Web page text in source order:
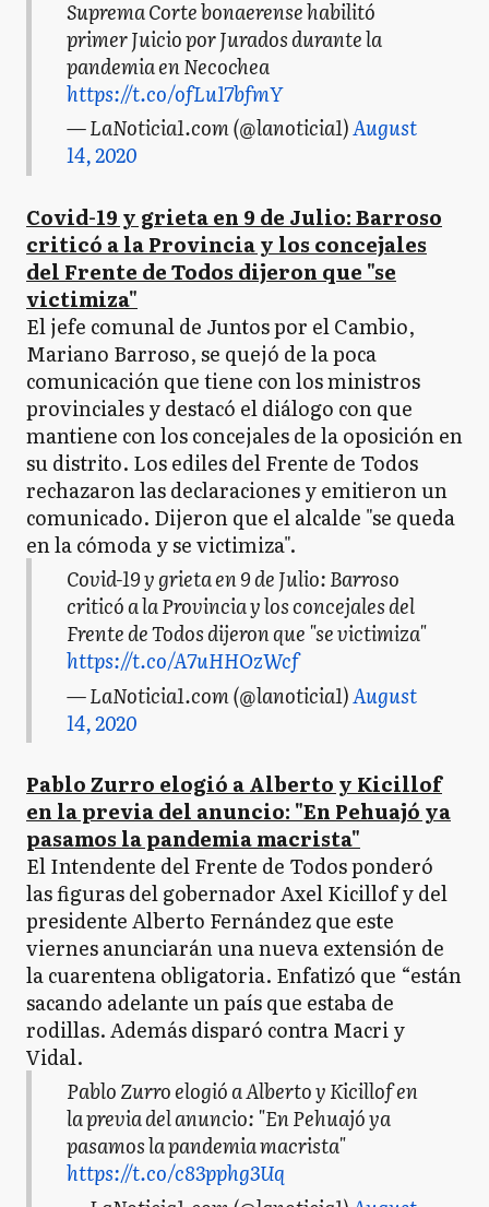
Suprema Corte bonaerense habilitó
primer Juicio por Jurados durante la
pandemia en Necochea
https://t.co/ofLu17bfmY
— LaNoticia1.com (@lanoticia1)August
14, 2020
Covid-19 y grieta en 9 de Julio: Barroso
criticó a la Provincia y los concejales
del Frente de Todos dijeron que "se
victimiza"
El jefe comunal de Juntos por el Cambio,
Mariano Barroso, se quejó de la poca
comunicación que tiene con los ministros
provinciales y destacó el diálogo con que
mantiene con los concejales de la oposición en
su distrito. Los ediles del Frente de Todos
rechazaron las declaraciones y emitieron un
comunicado. Dijeron que el alcalde "se queda
en la cómoda y se victimiza".
Covid-19 y grieta en 9 de Julio: Barroso
criticó a la Provincia y los concejales del
Frente de Todos dijeron que "se victimiza"
https://t.co/A7uHHOzWcf
— LaNoticia1.com (@lanoticia1)August
14, 2020
Pablo Zurro elogió a Alberto y Kicillof
en la previa del anuncio: "En Pehuajó ya
pasamos la pandemia macrista"
El Intendente del Frente de Todos ponderó
las figuras del gobernador Axel Kicillof y del
presidente Alberto Fernández que este
viernes anunciarán una nueva extensión de
la cuarentena obligatoria. Enfatizó que “están
sacando adelante un país que estaba de
rodillas. Además disparó contra Macri y
Vidal.
Pablo Zurro elogió a Alberto y Kicillof en
la previa del anuncio: "En Pehuajó ya
pasamos la pandemia macrista"
https://t.co/c83pphg3Uq